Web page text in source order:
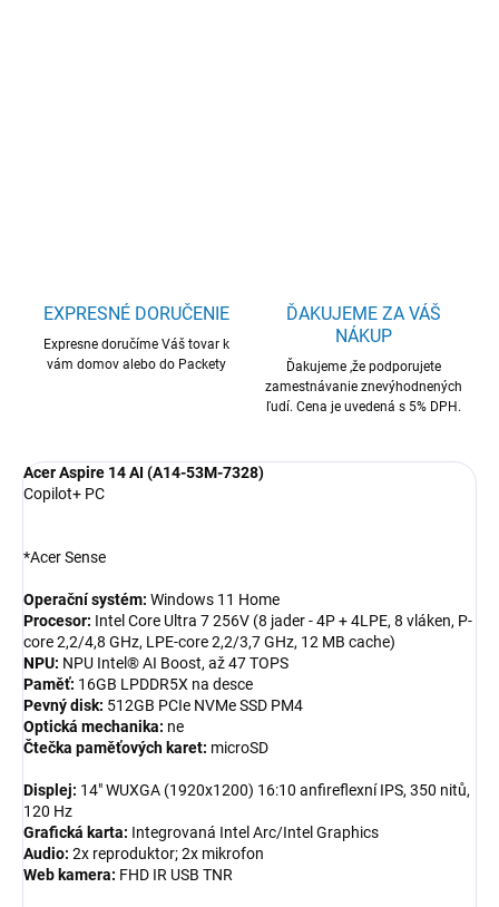
EXPRESNÉ DORUČENIE
Expresne doručíme Váš tovar k
vám domov alebo do Packety
ĎAKUJEME ZA VÁŠ
NÁKUP
Ďakujeme ,že podporujete
zamestnávanie znevýhodnených
ľudí. Cena je uvedená s 5% DPH.
Acer Aspire 14 AI (A14-53M-7328)
Copilot+ PC
*Acer Sense
Operační systém: Windows 11 Home
Procesor: Intel Core Ultra 7 256V (8 jader - 4P + 4LPE, 8 vláken, P-
core 2,2/4,8 GHz, LPE-core 2,2/3,7 GHz, 12 MB cache)
NPU: NPU Intel® AI Boost, až 47 TOPS
Paměť: 16GB LPDDR5X na desce
Pevný disk: 512GB PCIe NVMe SSD PM4
Optická mechanika: ne
Čtečka paměťových karet: microSD
Displej: 14" WUXGA (1920x1200) 16:10 anfireflexní IPS, 350 nitů,
120 Hz
Grafická karta: Integrovaná Intel Arc/Intel Graphics
Audio: 2x reproduktor; 2x mikrofon
Web kamera: FHD IR USB TNR